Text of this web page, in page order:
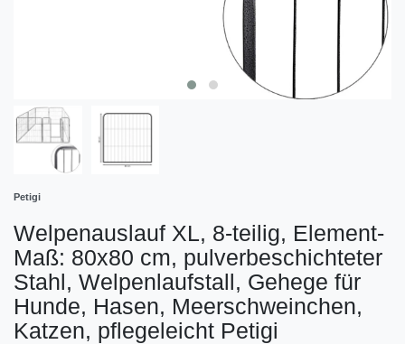
Petigi
Welpenauslauf XL, 8-teilig, Element-
Maß: 80x80 cm, pulverbeschichteter
Stahl, Welpenlaufstall, Gehege für
Hunde, Hasen, Meerschweinchen,
Katzen, pflegeleicht Petigi